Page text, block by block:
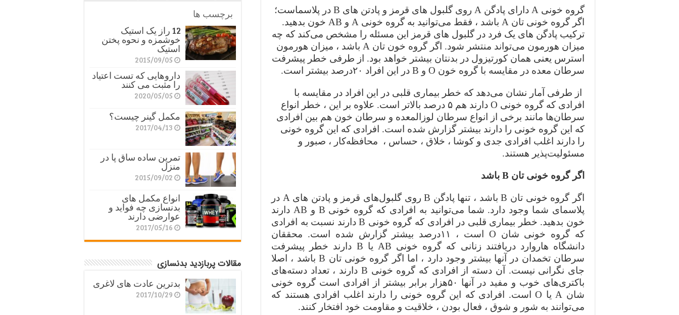
گروه خونی‌ A دارای پادگن A روی گلبول‌ های قرمز و پادتن های B در پلاسماست؛
اگر گروه خونی تان‌ A باشد ، فقط می‌توانید به گروه خونی‌ A و AB خون بدهید.
ترکیب پادگن های یک فرد در گلبول های قرمز این مسئله را مشخص می‌کند که چه
میزان هورمون می‌تواند منتشر شود. اگر گروه خون تان‌ A باشد ، میزان هورمون
استرس یعنی همان کورتیزول در بدنتان بیشتر خواهد بود. از طرفی خطر پیشرفت
سرطان معده در مقایسه با گروه خون O و B در این افراد ۲۰‌درصد بیشتر است.
از طرفی آمار نشان می‌دهد که خطر بیماری قلبی در این افراد در مقایسه با
افرادی که گروه خونی‌ O دارند هم ۵ درصد بالاتر است. علاوه بر این ، خطر انواع
سرطان‌ها مانند برخی از انواع سرطان لوزالمعده و سرطان خون هم بین افرادی
که این گروه خونی را دارند بیشتر گزارش شده است. افرادی که این گروه خونی
را دارند اغلب افرادی جدی و کوشا ، خلاق ، حساس ، محافظه‌‌کار ، صبور و
مسئولیت‌‌پذیر هستند.
اگر گروه خونی‌ تان‌ B باشد
اگر گروه خونی‌ تان‌ B باشد ، تنها پادگن B روی گلبول‌های قرمز و پادتن های‌ A در
پلاسمای شما وجود دارد. شما می‌توانید به افرادی که گروه خونی B و AB دارند
خون بدهید. خطر بیماری قلبی در افرادی که گروه خونی‌ B دارند نسبت به افرادی
که گروه خونی شان‌ O است ، ۱۱‌درصد بیشتر گزارش شده است. محققان
دانشگاه هاروارد دریافتند زنانی که گروه خونی AB یا B دارند خطر پیشرفت
سرطان تخمدان در آنها بیشتر وجود دارد ، اما اگر گروه خونی تان‌ B باشد ، اصلا
جای نگرانی نیست. آن دسته از افرادی که گروه خونی‌ B دارند ، تعداد دسته‌‌های
باکتری‌‌های خوب و مفید در آنها ۵۰‌هزار برابر بیشتر از افرادی است گروه خونی
شان‌ A یا O است. افرادی که این گروه خونی را دارند اغلب افرادی هستند که
می‌توانند به شور و شوق ، فعال بودن ، خلاقیت و مقاومت خود افتخار کنند.
برچسب ها
12 راز یک استیک
خوشمزه و نحوه پختن
استیک
2015/09/05
داروهایی که تست اعتیاد
را مثبت می کنند
2020/05/05
مکمل گینر چیست؟
2017/04/13
تمرین ساده ساق پا در
منزل
2015/09/02
انواع مکمل های
بدنسازی چه فواید و
عوارضی دارند
2017/05/16
مقالات پربازدید بدنسازی
بدترین عادت های لاغری
2017/10/29